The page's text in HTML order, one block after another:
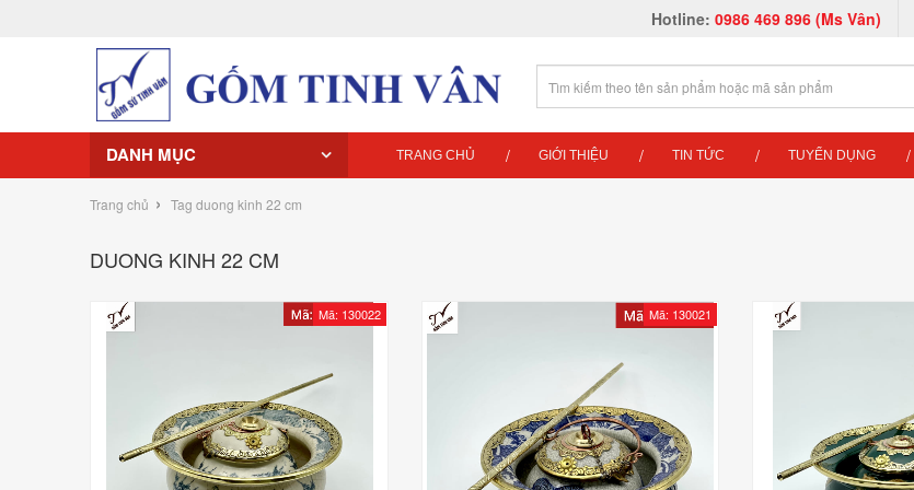
Hotline: 0986 469 896 (Ms Vân)
DANH MỤC TRANG CHỦ GIỚI THIỆU TIN TỨC TUYỂN DỤNG
Trang chủ › Tag duong kinh 22 cm
DUONG KINH 22 CM
Mã: 130022 Mã: 130021